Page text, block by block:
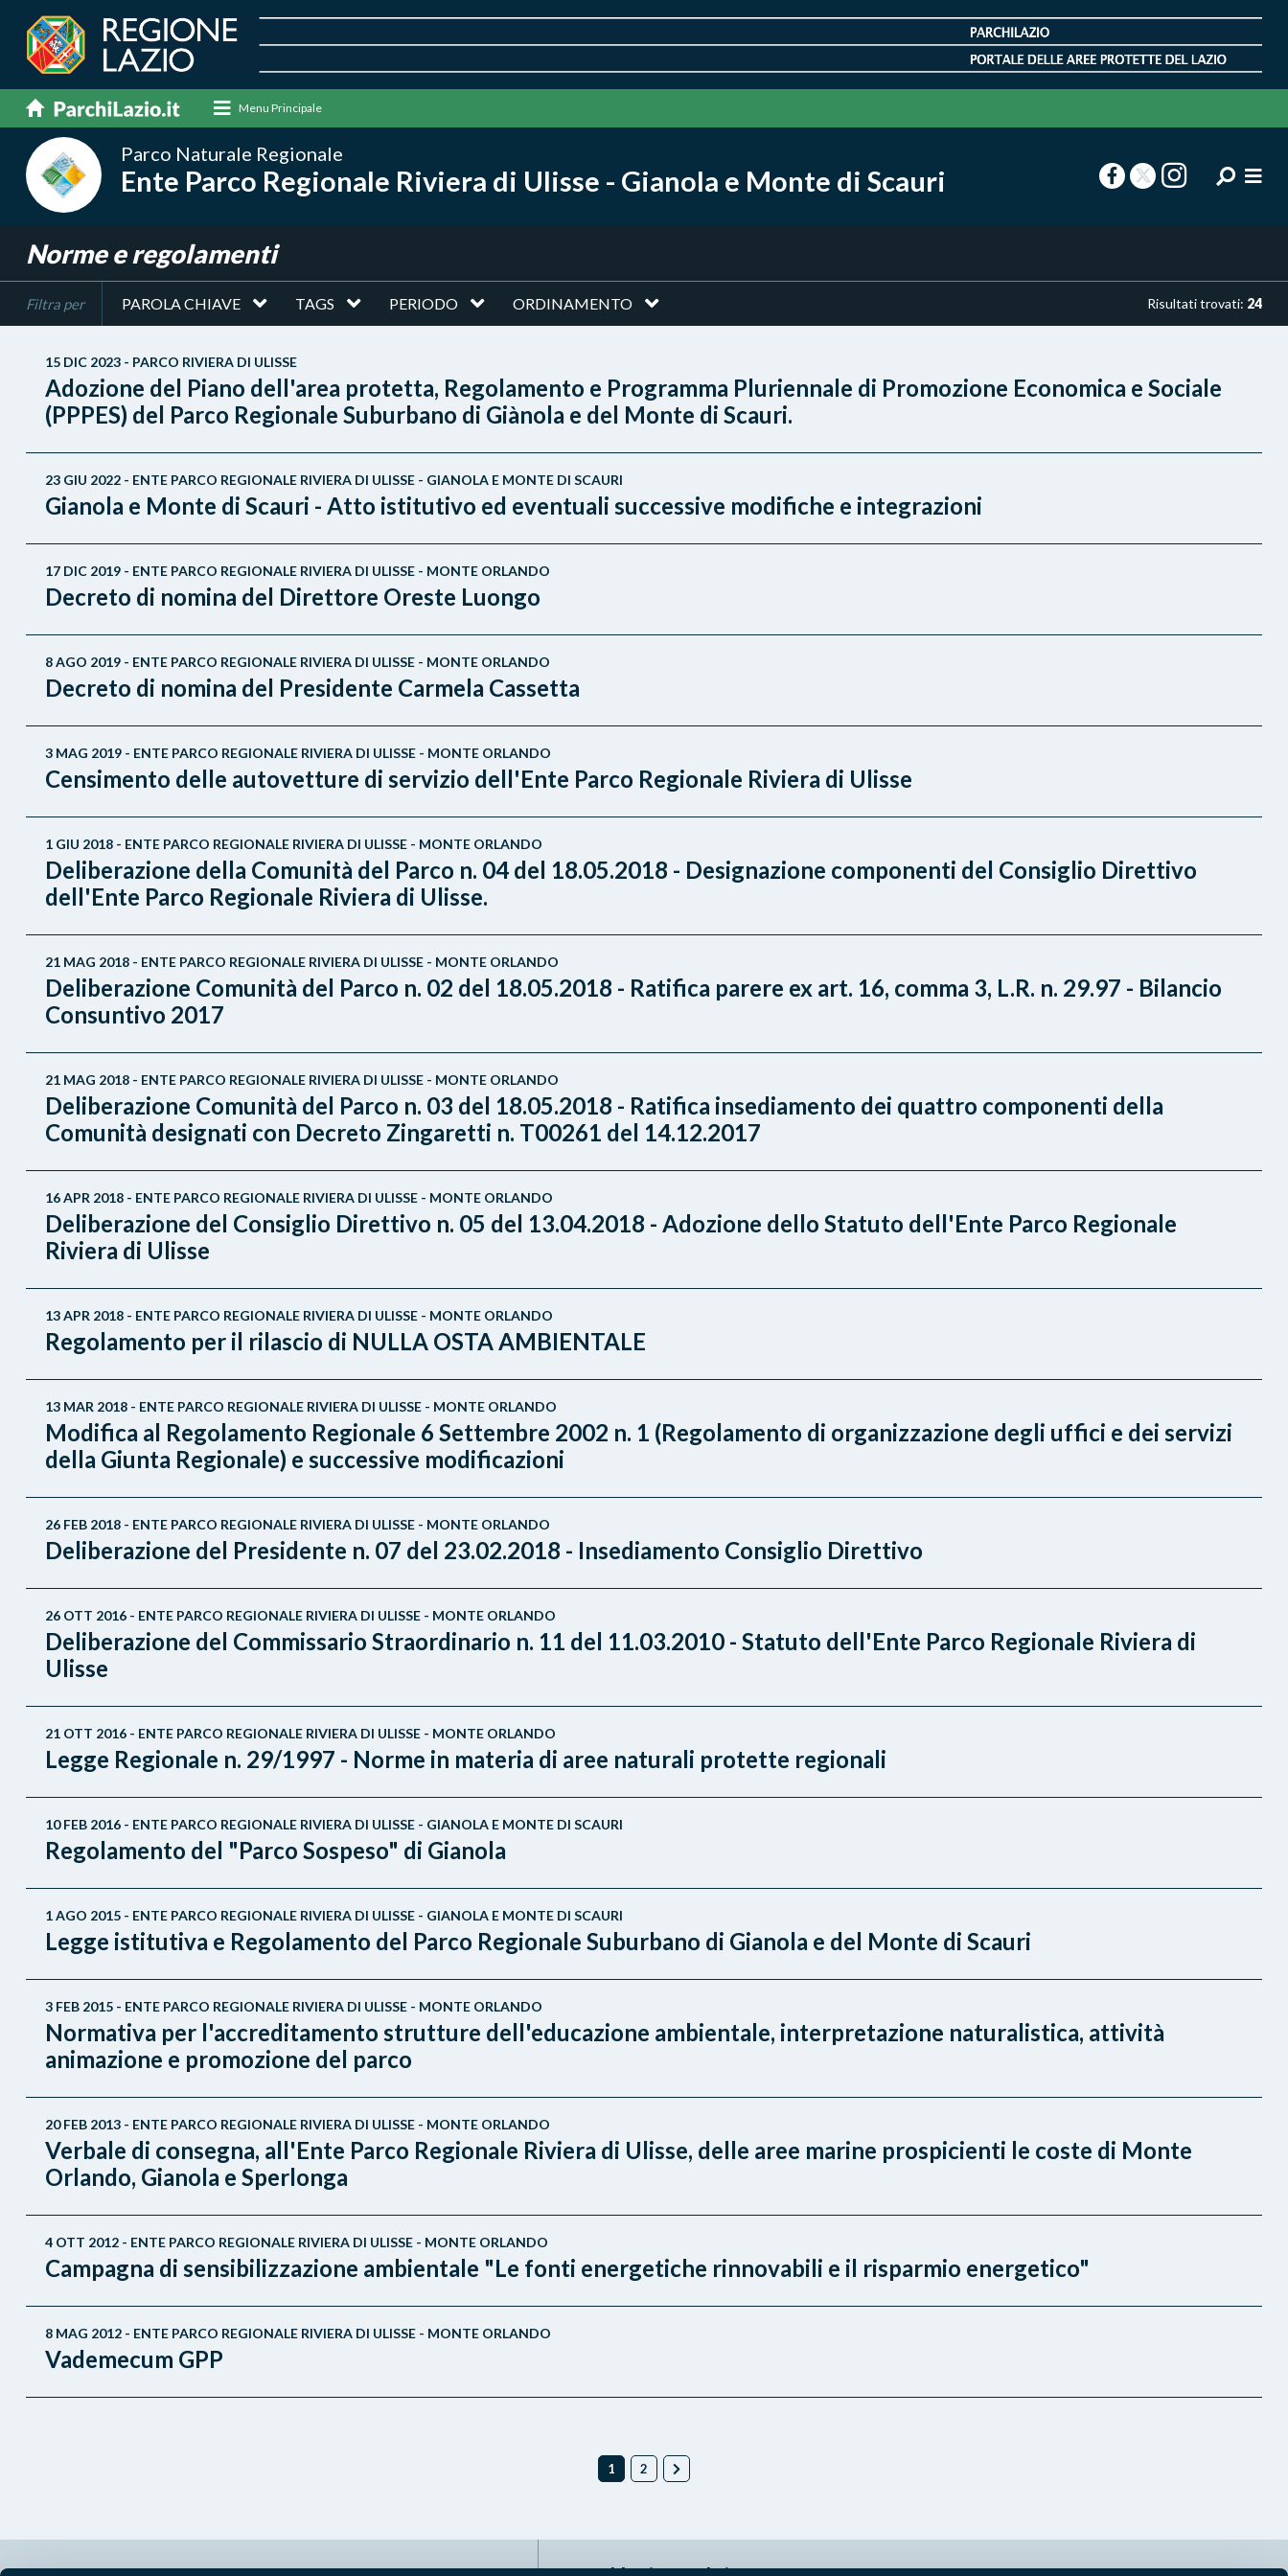
Menu Principale
Parco Naturale Regionale
Ente Parco Regionale Riviera di Ulisse - Gianola e Monte di Scauri
Norme e regolamenti
Filtra per Risultati trovati: 24
PAROLA CHIAVE TAGS PERIODO ORDINAMENTO
15 DIC 2023 - PARCO RIVIERA DI ULISSE
Adozione del Piano dell'area protetta, Regolamento e Programma Pluriennale di Promozione Economica e Sociale
(PPPES) del Parco Regionale Suburbano di Giànola e del Monte di Scauri.
23 GIU 2022 - ENTE PARCO REGIONALE RIVIERA DI ULISSE - GIANOLA E MONTE DI SCAURI
Gianola e Monte di Scauri - Atto istitutivo ed eventuali successive modifiche e integrazioni
17 DIC 2019 - ENTE PARCO REGIONALE RIVIERA DI ULISSE - MONTE ORLANDO
Decreto di nomina del Direttore Oreste Luongo
8 AGO 2019 - ENTE PARCO REGIONALE RIVIERA DI ULISSE - MONTE ORLANDO
Decreto di nomina del Presidente Carmela Cassetta
3 MAG 2019 - ENTE PARCO REGIONALE RIVIERA DI ULISSE - MONTE ORLANDO
Censimento delle autovetture di servizio dell'Ente Parco Regionale Riviera di Ulisse
1 GIU 2018 - ENTE PARCO REGIONALE RIVIERA DI ULISSE - MONTE ORLANDO
Deliberazione della Comunità del Parco n. 04 del 18.05.2018 - Designazione componenti del Consiglio Direttivo
dell'Ente Parco Regionale Riviera di Ulisse.
21 MAG 2018 - ENTE PARCO REGIONALE RIVIERA DI ULISSE - MONTE ORLANDO
Deliberazione Comunità del Parco n. 02 del 18.05.2018 - Ratifica parere ex art. 16, comma 3, L.R. n. 29.97 - Bilancio
Consuntivo 2017
21 MAG 2018 - ENTE PARCO REGIONALE RIVIERA DI ULISSE - MONTE ORLANDO
Deliberazione Comunità del Parco n. 03 del 18.05.2018 - Ratifica insediamento dei quattro componenti della
Comunità designati con Decreto Zingaretti n. T00261 del 14.12.2017
16 APR 2018 - ENTE PARCO REGIONALE RIVIERA DI ULISSE - MONTE ORLANDO
Deliberazione del Consiglio Direttivo n. 05 del 13.04.2018 - Adozione dello Statuto dell'Ente Parco Regionale
Riviera di Ulisse
13 APR 2018 - ENTE PARCO REGIONALE RIVIERA DI ULISSE - MONTE ORLANDO
Regolamento per il rilascio di NULLA OSTA AMBIENTALE
13 MAR 2018 - ENTE PARCO REGIONALE RIVIERA DI ULISSE - MONTE ORLANDO
Modifica al Regolamento Regionale 6 Settembre 2002 n. 1 (Regolamento di organizzazione degli uffici e dei servizi
della Giunta Regionale) e successive modificazioni
26 FEB 2018 - ENTE PARCO REGIONALE RIVIERA DI ULISSE - MONTE ORLANDO
Deliberazione del Presidente n. 07 del 23.02.2018 - Insediamento Consiglio Direttivo
26 OTT 2016 - ENTE PARCO REGIONALE RIVIERA DI ULISSE - MONTE ORLANDO
Deliberazione del Commissario Straordinario n. 11 del 11.03.2010 - Statuto dell'Ente Parco Regionale Riviera di
Ulisse
21 OTT 2016 - ENTE PARCO REGIONALE RIVIERA DI ULISSE - MONTE ORLANDO
Legge Regionale n. 29/1997 - Norme in materia di aree naturali protette regionali
10 FEB 2016 - ENTE PARCO REGIONALE RIVIERA DI ULISSE - GIANOLA E MONTE DI SCAURI
Regolamento del "Parco Sospeso" di Gianola
1 AGO 2015 - ENTE PARCO REGIONALE RIVIERA DI ULISSE - GIANOLA E MONTE DI SCAURI
Legge istitutiva e Regolamento del Parco Regionale Suburbano di Gianola e del Monte di Scauri
3 FEB 2015 - ENTE PARCO REGIONALE RIVIERA DI ULISSE - MONTE ORLANDO
Normativa per l'accreditamento strutture dell'educazione ambientale, interpretazione naturalistica, attività
animazione e promozione del parco
20 FEB 2013 - ENTE PARCO REGIONALE RIVIERA DI ULISSE - MONTE ORLANDO
Verbale di consegna, all'Ente Parco Regionale Riviera di Ulisse, delle aree marine prospicienti le coste di Monte
Orlando, Gianola e Sperlonga
4 OTT 2012 - ENTE PARCO REGIONALE RIVIERA DI ULISSE - MONTE ORLANDO
Campagna di sensibilizzazione ambientale "Le fonti energetiche rinnovabili e il risparmio energetico"
8 MAG 2012 - ENTE PARCO REGIONALE RIVIERA DI ULISSE - MONTE ORLANDO
Vademecum GPP
1 2